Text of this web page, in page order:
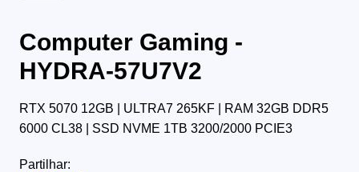
Computer Gaming -
HYDRA-57U7V2
RTX 5070 12GB | ULTRA7 265KF | RAM 32GB DDR5
6000 CL38 | SSD NVME 1TB 3200/2000 PCIE3
Partilhar: